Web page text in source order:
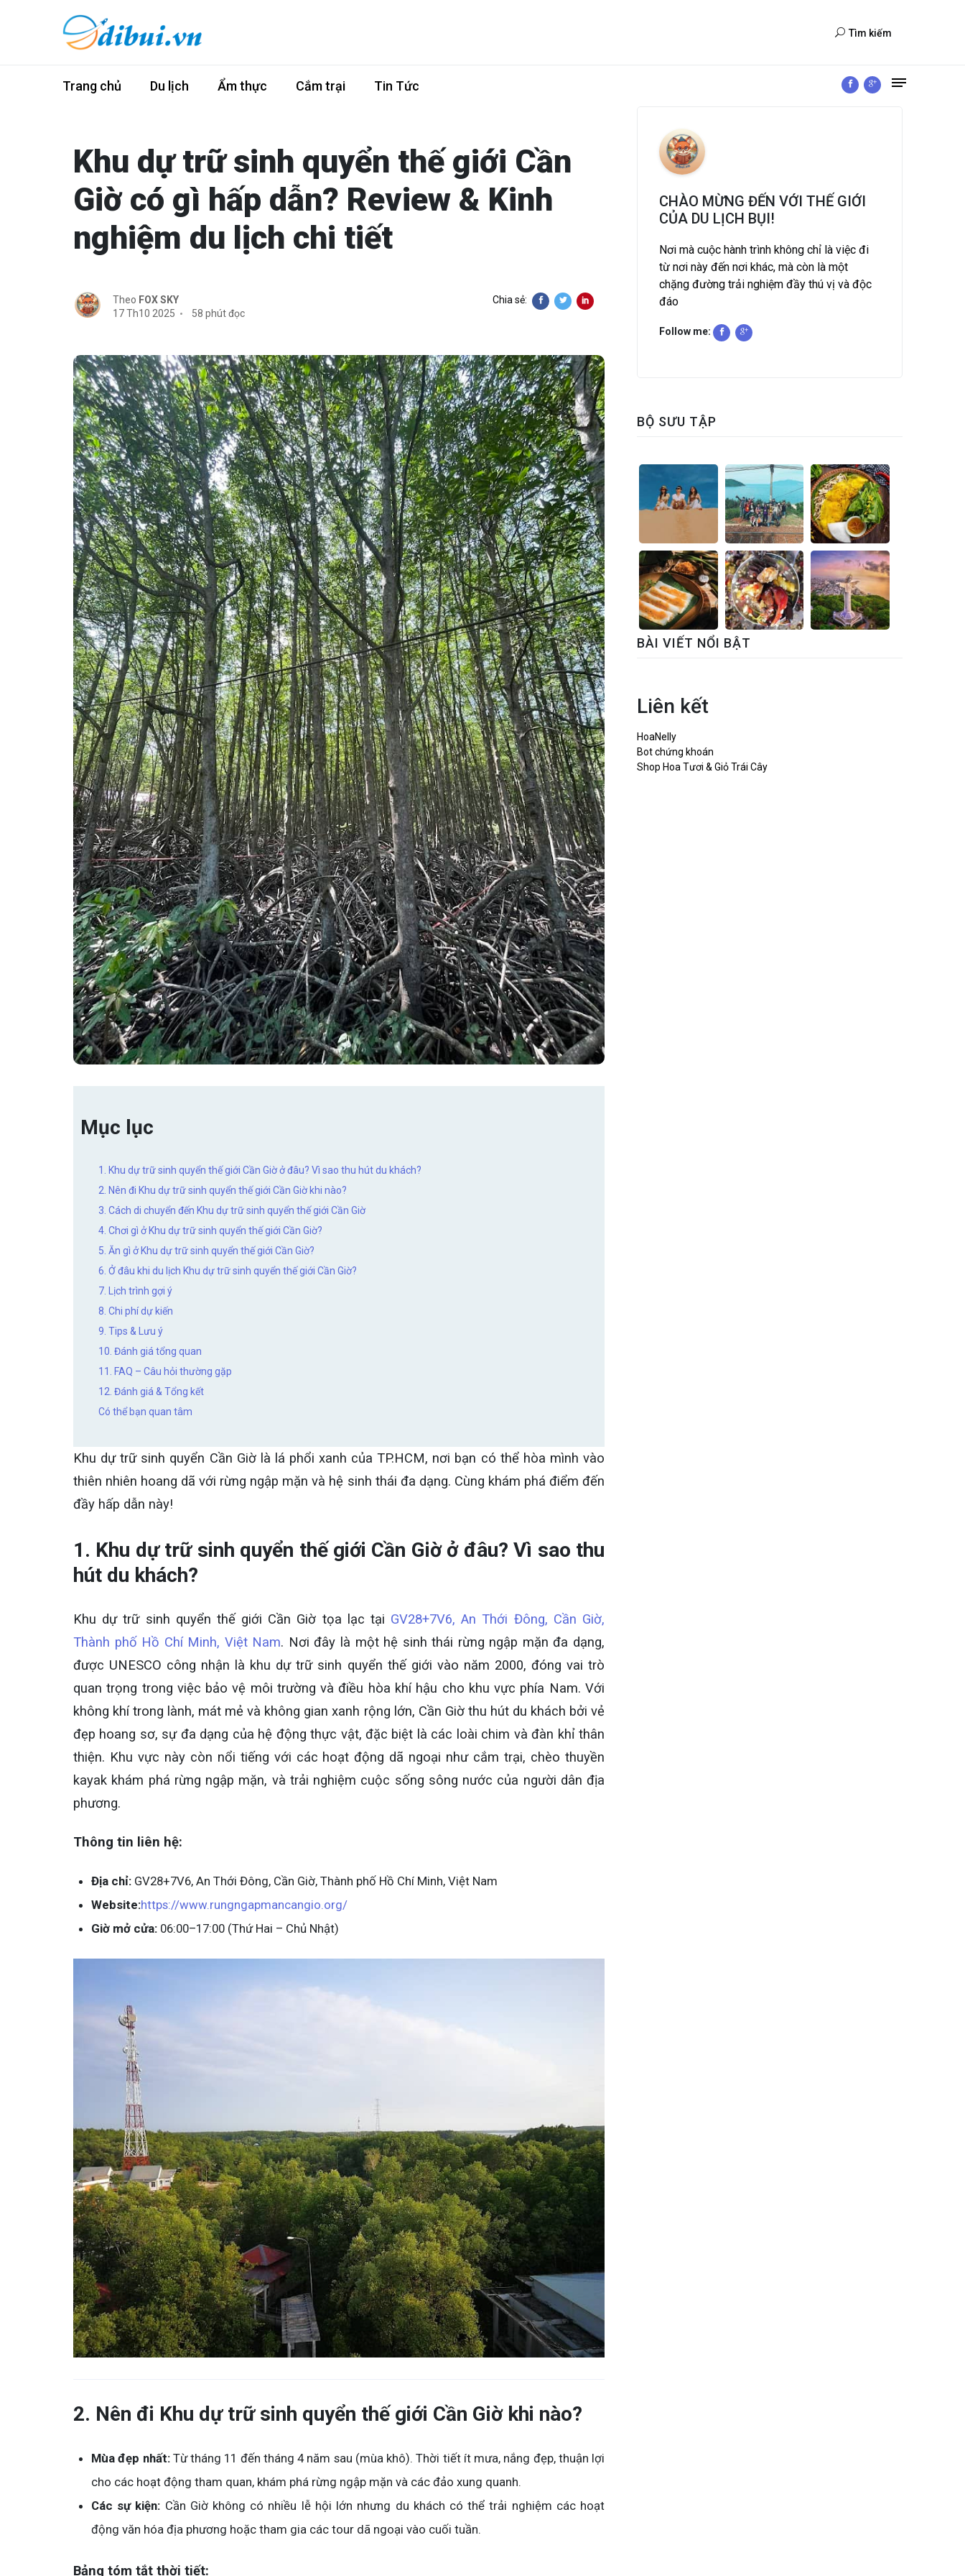
Tìm kiếm
Trang chủ Du lịch Ẩm thực Cắm trại Tin Tức
Khu dự trữ sinh quyển thế giới Cần
Giờ có gì hấp dẫn? Review & Kinh
nghiệm du lịch chi tiết
Theo FOX SKY
17 Th10 2025
58 phút đọc
Chia sẻ:
Mục lục
1. Khu dự trữ sinh quyển thế giới Cần Giờ ở đâu? Vì sao thu hút du khách?
2. Nên đi Khu dự trữ sinh quyển thế giới Cần Giờ khi nào?
3. Cách di chuyển đến Khu dự trữ sinh quyển thế giới Cần Giờ
4. Chơi gì ở Khu dự trữ sinh quyển thế giới Cần Giờ?
5. Ăn gì ở Khu dự trữ sinh quyển thế giới Cần Giờ?
6. Ở đâu khi du lịch Khu dự trữ sinh quyển thế giới Cần Giờ?
7. Lịch trình gợi ý
8. Chi phí dự kiến
9. Tips & Lưu ý
10. Đánh giá tổng quan
11. FAQ – Câu hỏi thường gặp
12. Đánh giá & Tổng kết
Có thể bạn quan tâm
Khu dự trữ sinh quyển Cần Giờ là lá phổi xanh của TP.HCM, nơi bạn có thể hòa mình vào
thiên nhiên hoang dã với rừng ngập mặn và hệ sinh thái đa dạng. Cùng khám phá điểm đến
đầy hấp dẫn này!
1. Khu dự trữ sinh quyển thế giới Cần Giờ ở đâu? Vì sao thu
hút du khách?
Khu dự trữ sinh quyển thế giới Cần Giờ tọa lạc tại GV28+7V6, An Thới Đông, Cần Giờ,
Thành phố Hồ Chí Minh, Việt Nam. Nơi đây là một hệ sinh thái rừng ngập mặn đa dạng,
được UNESCO công nhận là khu dự trữ sinh quyển thế giới vào năm 2000, đóng vai trò
quan trọng trong việc bảo vệ môi trường và điều hòa khí hậu cho khu vực phía Nam. Với
không khí trong lành, mát mẻ và không gian xanh rộng lớn, Cần Giờ thu hút du khách bởi vẻ
đẹp hoang sơ, sự đa dạng của hệ động thực vật, đặc biệt là các loài chim và đàn khỉ thân
thiện. Khu vực này còn nổi tiếng với các hoạt động dã ngoại như cắm trại, chèo thuyền
kayak khám phá rừng ngập mặn, và trải nghiệm cuộc sống sông nước của người dân địa
phương.
Thông tin liên hệ:
Địa chỉ: GV28+7V6, An Thới Đông, Cần Giờ, Thành phố Hồ Chí Minh, Việt Nam
Website:https://www.rungngapmancangio.org/
Giờ mở cửa: 06:00–17:00 (Thứ Hai – Chủ Nhật)
2. Nên đi Khu dự trữ sinh quyển thế giới Cần Giờ khi nào?
Mùa đẹp nhất:Từ tháng 11 đến tháng 4 năm sau (mùa khô). Thời tiết ít mưa, nắng đẹp, thuận lợi
cho các hoạt động tham quan, khám phá rừng ngập mặn và các đảo xung quanh.
Các sự kiện: Cần Giờ không có nhiều lễ hội lớn nhưng du khách có thể trải nghiệm các hoạt
động văn hóa địa phương hoặc tham gia các tour dã ngoại vào cuối tuần.
Bảng tóm tắt thời tiết:
CHÀO MỪNG ĐẾN VỚI THẾ GIỚI
CỦA DU LỊCH BỤI!
Nơi mà cuộc hành trình không chỉ là việc đi
từ nơi này đến nơi khác, mà còn là một
chặng đường trải nghiệm đầy thú vị và độc
đáo
Follow me:
BỘ SƯU TẬP
BÀI VIẾT NỔI BẬT
Liên kết
HoaNelly
Bot chứng khoán
Shop Hoa Tươi & Giỏ Trái Cây